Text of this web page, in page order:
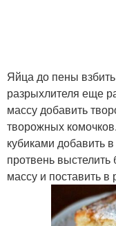
Яйца до пены
разрыхлителя еще
массу добавить
творожных
кубиками добавить
протвень
массу и поставить в